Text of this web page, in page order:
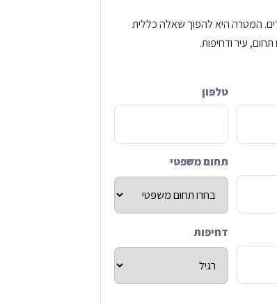
המטרה היא להפוך שאלה כללית
עיר ודחיפות.
טלפון
תחום משפטי
דחיפות